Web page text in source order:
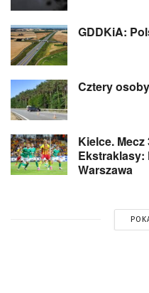
GDDKiA:
Cztery
Kielce. Mecz
Ekstraklasy:
Warszawa